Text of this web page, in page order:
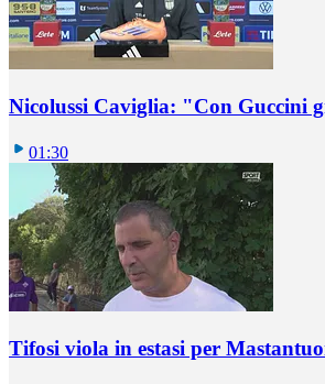
Nicolussi Caviglia: "Con Guccini
01:30
Tifosi viola in estasi per